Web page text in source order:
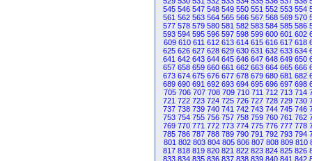
545 546 547 548 549 550 551 552 553 554
561 562 563 564 565 566 567 568 569 570
577 578 579 580 581 582 583 584 585 586
593 594 595 596 597 598 599 600 601 602
609 610 611 612 613 614 615 616 617 618
625 626 627 628 629 630 631 632 633 634
641 642 643 644 645 646 647 648 649 650
657 658 659 660 661 662 663 664 665 666
673 674 675 676 677 678 679 680 681 682
689 690 691 692 693 694 695 696 697 698
705 706 707 708 709 710 711 712 713 714
721 722 723 724 725 726 727 728 729 730
737 738 739 740 741 742 743 744 745 746
753 754 755 756 757 758 759 760 761 762
769 770 771 772 773 774 775 776 777 778
785 786 787 788 789 790 791 792 793 794
801 802 803 804 805 806 807 808 809 810
817 818 819 820 821 822 823 824 825 826
833 834 835 836 837 838 839 840 841 842